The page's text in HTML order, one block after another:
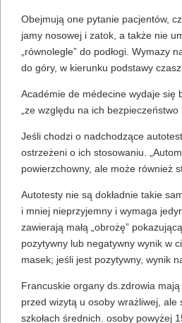
Obejmują one pytanie pacjentów,
jamy nosowej i zatok, a także nie
„równolegle” do podłogi.
do góry, w kierunku podstawy
Académie de médecine wydaje się
„ze względu na ich bezpieczeństwo
Jeśli chodzi o nadchodzące
ostrzeżeni o ich stosowaniu.
powierzchowny, ale może również
Autotesty nie są dokładnie takie
i mniej nieprzyjemny i wymaga
zawierają małą „obrożę”
pozytywny lub negatywny wynik w
masek; jeśli jest pozytywny, wynik
Francuskie organy ds.zdrowia
przed wizytą u osoby wrażliwej,
szkołach średnich. osoby powyżej